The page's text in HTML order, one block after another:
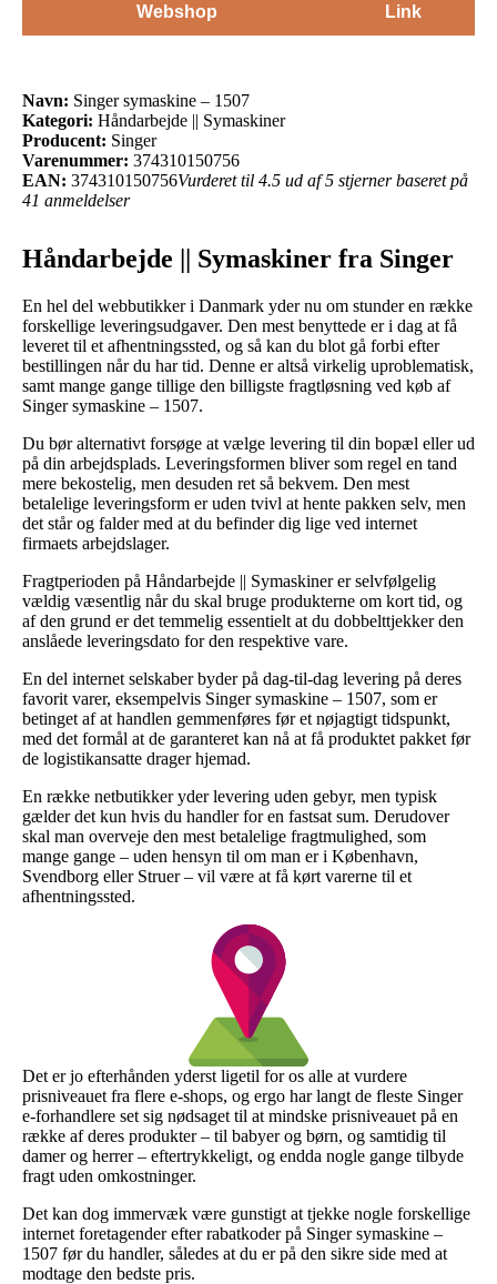
Webshop
Link
Navn: Singer symaskine – 1507
Kategori: Håndarbejde || Symaskiner
Producent: Singer
Varenummer: 374310150756
EAN: 374310150756Vurderet til 4.5 ud af 5 stjerner baseret på
41 anmeldelser
Håndarbejde || Symaskiner fra Singer
En hel del webbutikker i Danmark yder nu om stunder en række
forskellige leveringsudgaver. Den mest benyttede er i dag at få
leveret til et afhentningssted, og så kan du blot gå forbi efter
bestillingen når du har tid. Denne er altså virkelig uproblematisk,
samt mange gange tillige den billigste fragtløsning ved køb af
Singer symaskine – 1507.
Du bør alternativt forsøge at vælge levering til din bopæl eller ud
på din arbejdsplads. Leveringsformen bliver som regel en tand
mere bekostelig, men desuden ret så bekvem. Den mest
betalelige leveringsform er uden tvivl at hente pakken selv, men
det står og falder med at du befinder dig lige ved internet
firmaets arbejdslager.
Fragtperioden på Håndarbejde || Symaskiner er selvfølgelig
vældig væsentlig når du skal bruge produkterne om kort tid, og
af den grund er det temmelig essentielt at du dobbelttjekker den
anslåede leveringsdato for den respektive vare.
En del internet selskaber byder på dag-til-dag levering på deres
favorit varer, eksempelvis Singer symaskine – 1507, som er
betinget af at handlen gemmenføres før et nøjagtigt tidspunkt,
med det formål at de garanteret kan nå at få produktet pakket før
de logistikansatte drager hjemad.
En række netbutikker yder levering uden gebyr, men typisk
gælder det kun hvis du handler for en fastsat sum. Derudover
skal man overveje den mest betalelige fragtmulighed, som
mange gange – uden hensyn til om man er i København,
Svendborg eller Struer – vil være at få kørt varerne til et
afhentningssted.
Det er jo efterhånden yderst ligetil for os alle at vurdere
prisniveauet fra flere e-shops, og ergo har langt de fleste Singer
e-forhandlere set sig nødsaget til at mindske prisniveauet på en
række af deres produkter – til babyer og børn, og samtidig til
damer og herrer – eftertrykkeligt, og endda nogle gange tilbyde
fragt uden omkostninger.
Det kan dog immervæk være gunstigt at tjekke nogle forskellige
internet foretagender efter rabatkoder på Singer symaskine –
1507 før du handler, således at du er på den sikre side med at
modtage den bedste pris.